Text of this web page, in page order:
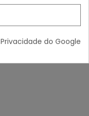
Privacidade do Google